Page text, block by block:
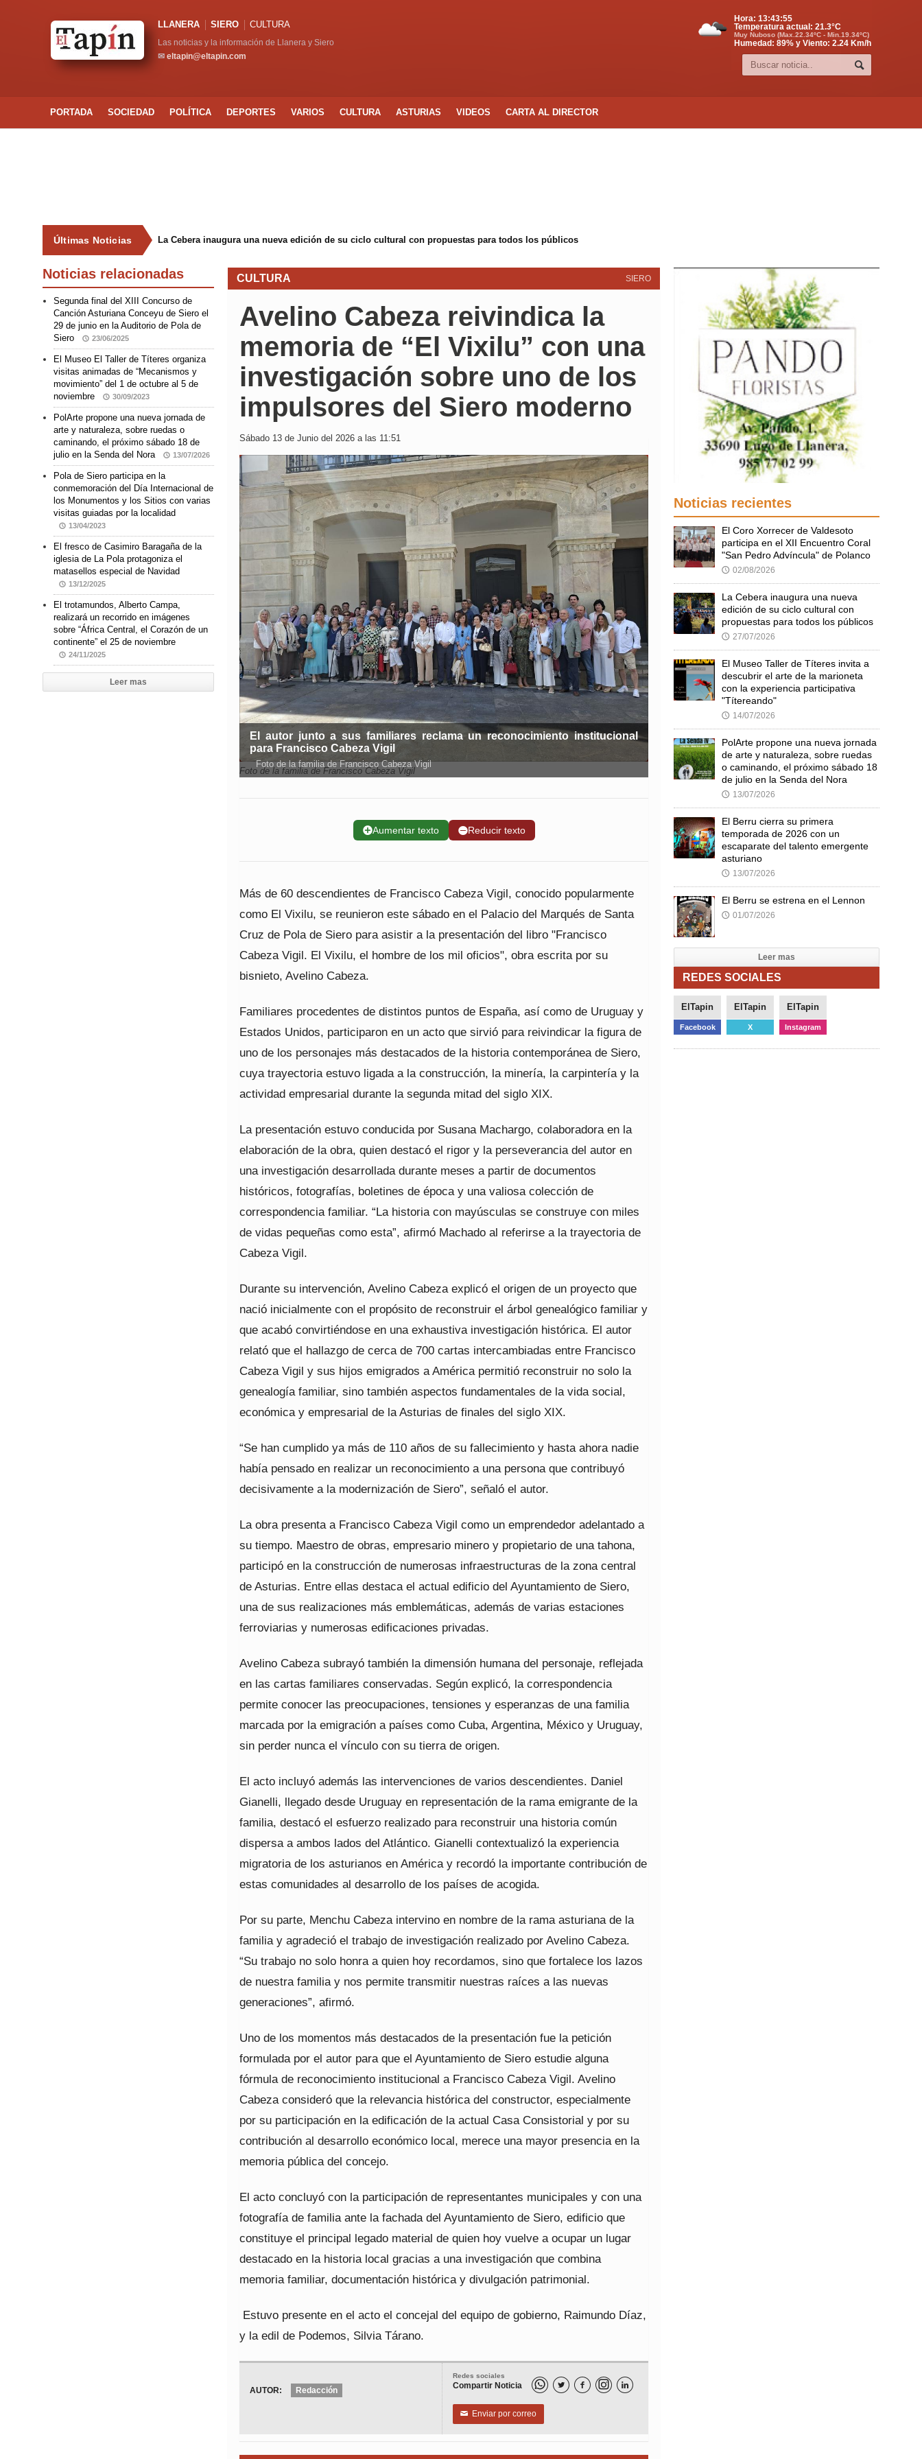
LLANERA SIERO CULTURA
Las noticias y la información de Llanera y Siero
✉ eltapin@eltapin.com
Hora: 13:43:56
Temperatura actual: 21.3°C
Muy Nuboso (Max.22.34ºC - Min.19.34ºC)
Humedad: 89% y Viento: 2.24 Km/h
PORTADA SOCIEDAD POLÍTICA DEPORTES VARIOS CULTURA ASTURIAS VIDEOS CARTA AL DIRECTOR
Últimas Noticias La Cebera inaugura una nueva edición de su ciclo cultural con propuestas para todos los públicos
SIERO
CULTURA
Avelino Cabeza reivindica la
memoria de “El Vixilu” con una
investigación sobre uno de los
impulsores del Siero moderno
Sábado 13 de Junio del 2026 a las 11:51
El autor junto a sus familiares reclama un reconocimiento institucional
para Francisco Cabeza Vigil
Foto de la familia de Francisco Cabeza Vigil
Foto de la familia de Francisco Cabeza Vigil
➕Aumentar texto ➖Reducir texto
Más de 60 descendientes de Francisco Cabeza Vigil, conocido popularmente
como El Vixilu, se reunieron este sábado en el Palacio del Marqués de Santa
Cruz de Pola de Siero para asistir a la presentación del libro "Francisco
Cabeza Vigil. El Vixilu, el hombre de los mil oficios", obra escrita por su
bisnieto, Avelino Cabeza.
Familiares procedentes de distintos puntos de España, así como de Uruguay y
Estados Unidos, participaron en un acto que sirvió para reivindicar la figura de
uno de los personajes más destacados de la historia contemporánea de Siero,
cuya trayectoria estuvo ligada a la construcción, la minería, la carpintería y la
actividad empresarial durante la segunda mitad del siglo XIX.
La presentación estuvo conducida por Susana Machargo, colaboradora en la
elaboración de la obra, quien destacó el rigor y la perseverancia del autor en
una investigación desarrollada durante meses a partir de documentos
históricos, fotografías, boletines de época y una valiosa colección de
correspondencia familiar. “La historia con mayúsculas se construye con miles
de vidas pequeñas como esta”, afirmó Machado al referirse a la trayectoria de
Cabeza Vigil.
Durante su intervención, Avelino Cabeza explicó el origen de un proyecto que
nació inicialmente con el propósito de reconstruir el árbol genealógico familiar y
que acabó convirtiéndose en una exhaustiva investigación histórica. El autor
relató que el hallazgo de cerca de 700 cartas intercambiadas entre Francisco
Cabeza Vigil y sus hijos emigrados a América permitió reconstruir no solo la
genealogía familiar, sino también aspectos fundamentales de la vida social,
económica y empresarial de la Asturias de finales del siglo XIX.
“Se han cumplido ya más de 110 años de su fallecimiento y hasta ahora nadie
había pensado en realizar un reconocimiento a una persona que contribuyó
decisivamente a la modernización de Siero”, señaló el autor.
La obra presenta a Francisco Cabeza Vigil como un emprendedor adelantado a
su tiempo. Maestro de obras, empresario minero y propietario de una tahona,
participó en la construcción de numerosas infraestructuras de la zona central
de Asturias. Entre ellas destaca el actual edificio del Ayuntamiento de Siero,
una de sus realizaciones más emblemáticas, además de varias estaciones
ferroviarias y numerosas edificaciones privadas.
Avelino Cabeza subrayó también la dimensión humana del personaje, reflejada
en las cartas familiares conservadas. Según explicó, la correspondencia
permite conocer las preocupaciones, tensiones y esperanzas de una familia
marcada por la emigración a países como Cuba, Argentina, México y Uruguay,
sin perder nunca el vínculo con su tierra de origen.
El acto incluyó además las intervenciones de varios descendientes. Daniel
Gianelli, llegado desde Uruguay en representación de la rama emigrante de la
familia, destacó el esfuerzo realizado para reconstruir una historia común
dispersa a ambos lados del Atlántico. Gianelli contextualizó la experiencia
migratoria de los asturianos en América y recordó la importante contribución de
estas comunidades al desarrollo de los países de acogida.
Por su parte, Menchu Cabeza intervino en nombre de la rama asturiana de la
familia y agradeció el trabajo de investigación realizado por Avelino Cabeza.
“Su trabajo no solo honra a quien hoy recordamos, sino que fortalece los lazos
de nuestra familia y nos permite transmitir nuestras raíces a las nuevas
generaciones”, afirmó.
Uno de los momentos más destacados de la presentación fue la petición
formulada por el autor para que el Ayuntamiento de Siero estudie alguna
fórmula de reconocimiento institucional a Francisco Cabeza Vigil. Avelino
Cabeza consideró que la relevancia histórica del constructor, especialmente
por su participación en la edificación de la actual Casa Consistorial y por su
contribución al desarrollo económico local, merece una mayor presencia en la
memoria pública del concejo.
El acto concluyó con la participación de representantes municipales y con una
fotografía de familia ante la fachada del Ayuntamiento de Siero, edificio que
constituye el principal legado material de quien hoy vuelve a ocupar un lugar
destacado en la historia local gracias a una investigación que combina
memoria familiar, documentación histórica y divulgación patrimonial.
Estuvo presente en el acto el concejal del equipo de gobierno, Raimundo Díaz,
y la edil de Podemos, Silvia Tárano.
Redes sociales
Compartir Noticia   
✉ Enviar por correo
AUTOR: Redacción
Noticias relacionadas
Segunda final del XIII Concurso de
Canción Asturiana Conceyu de Siero el
29 de junio en la Auditorio de Pola de
Siero
23/06/2025
El Museo El Taller de Títeres organiza
visitas animadas de “Mecanismos y
movimiento” del 1 de octubre al 5 de
noviembre
30/09/2023
PolArte propone una nueva jornada de
arte y naturaleza, sobre ruedas o
caminando, el próximo sábado 18 de
julio en la Senda del Nora
13/07/2026
Pola de Siero participa en la
conmemoración del Día Internacional de
los Monumentos y los Sitios con varias
visitas guiadas por la localidad
13/04/2023
El fresco de Casimiro Baragaña de la
iglesia de La Pola protagoniza el
matasellos especial de Navidad
13/12/2025
El trotamundos, Alberto Campa,
realizará un recorrido en imágenes
sobre “África Central, el Corazón de un
continente” el 25 de noviembre
24/11/2025
Leer mas
Noticias recientes
El Coro Xorrecer de Valdesoto
participa en el XII Encuentro Coral
"San Pedro Advíncula" de Polanco
🕔 02/08/2026
La Cebera inaugura una nueva
edición de su ciclo cultural con
propuestas para todos los públicos
🕔 27/07/2026
El Museo Taller de Títeres invita a
descubrir el arte de la marioneta
con la experiencia participativa
"Títereando"
🕔 14/07/2026
PolArte propone una nueva jornada
de arte y naturaleza, sobre ruedas
o caminando, el próximo sábado 18
de julio en la Senda del Nora
🕔 13/07/2026
El Berru cierra su primera
temporada de 2026 con un
escaparate del talento emergente
asturiano
🕔 13/07/2026
El Berru se estrena en el Lennon
🕔 01/07/2026
Leer mas
REDES SOCIALES
ElTapin
Facebook
ElTapin
X
ElTapin
Instagram